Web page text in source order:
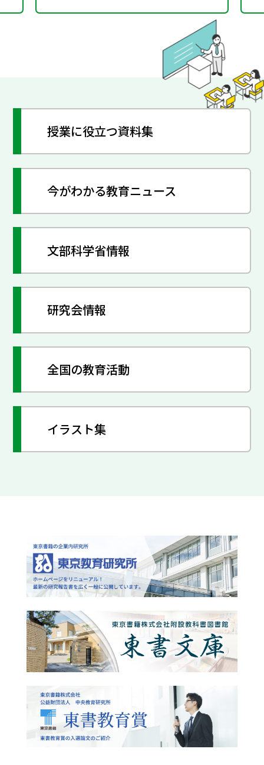
授業に役立つ資料集
今がわかる教育ニュース
文部科学省情報
研究会情報
全国の教育活動
イラスト集